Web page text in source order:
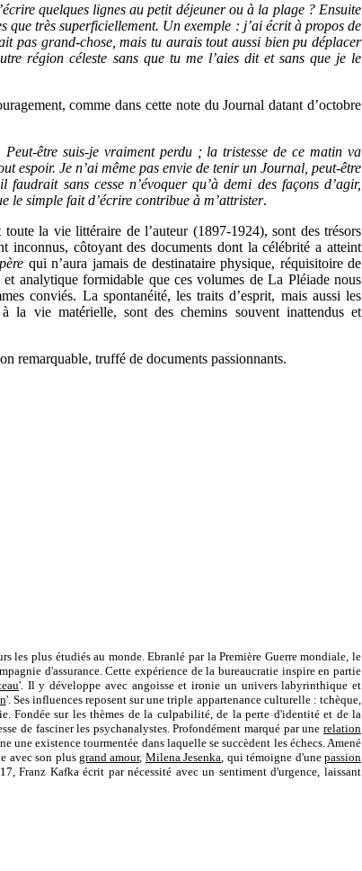
quelques lignes au petit déjeuner ou à la plage ? Ensuite
que très superficiellement. Un exemple : j’ai écrit à propos de
pas grand-chose, mais tu aurais tout aussi bien pu déplacer
région céleste sans que tu me l’aies dit et sans que je le
comme dans cette note du Journal datant d’octobre
être suis-je vraiment perdu ; la tristesse de ce matin va
espoir. Je n’ai même pas envie de tenir un Journal, peut-être
sans cesse n’évoquer qu’à demi des façons d’agir,
le simple fait d’écrire contribue à m’attrister.
la vie littéraire de l’auteur (1897-1924), sont des trésors
inconnus, côtoyant des documents dont la célébrité a atteint
qui n’aura jamais de destinataire physique, réquisitoire de
analytique formidable que ces volumes de La Pléiade nous
conviés. La spontanéité, les traits d’esprit, mais aussi les
vie matérielle, sont des chemins souvent inattendus et
remarquable, truffé de documents passionnants.
les plus étudiés au monde. Ebranlé par la Première Guerre mondiale, le
d'assurance. Cette expérience de la bureaucratie inspire en partie
'. Il y développe avec angoisse et ironie un univers labyrinthique et
'. Ses influences reposent sur une triple appartenance culturelle : tchèque,
Fondée sur les thèmes de la culpabilité, de la perte d'identité et de la
de fasciner les psychanalystes. Profondément marqué par unerelation
une existence tourmentée dans laquelle se succèdent les échecs. Amené
avec son plus grand amour, Milena Jesenka, qui témoigne d'unepassion
Franz Kafka écrit par nécessité avec un sentiment d'urgence, laissant